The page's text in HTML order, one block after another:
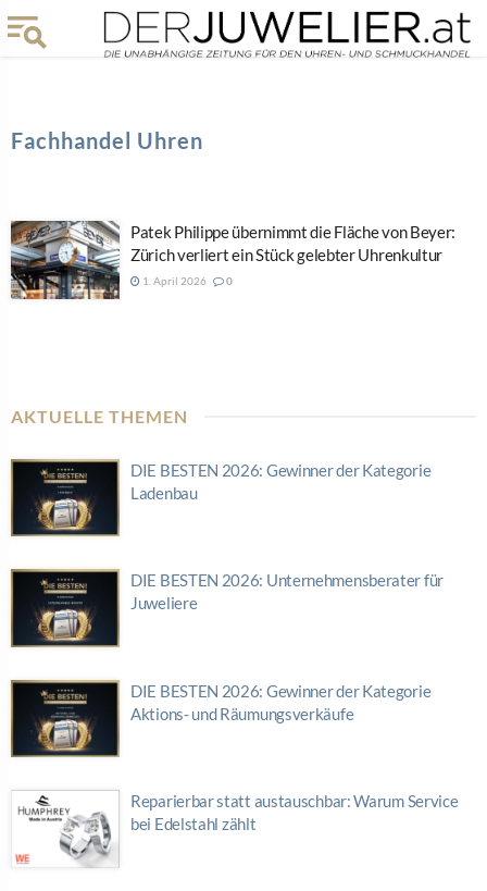
Fachhandel Uhren
Patek Philippe übernimmt die Fläche von Beyer:
Zürich verliert ein Stück gelebter Uhrenkultur
1. April 2026 0
AKTUELLE THEMEN
DIE BESTEN 2026: Gewinner der Kategorie
Ladenbau
DIE BESTEN 2026: Unternehmensberater für
Juweliere
DIE BESTEN 2026: Gewinner der Kategorie
Aktions- und Räumungsverkäufe
Reparierbar statt austauschbar: Warum Service
bei Edelstahl zählt